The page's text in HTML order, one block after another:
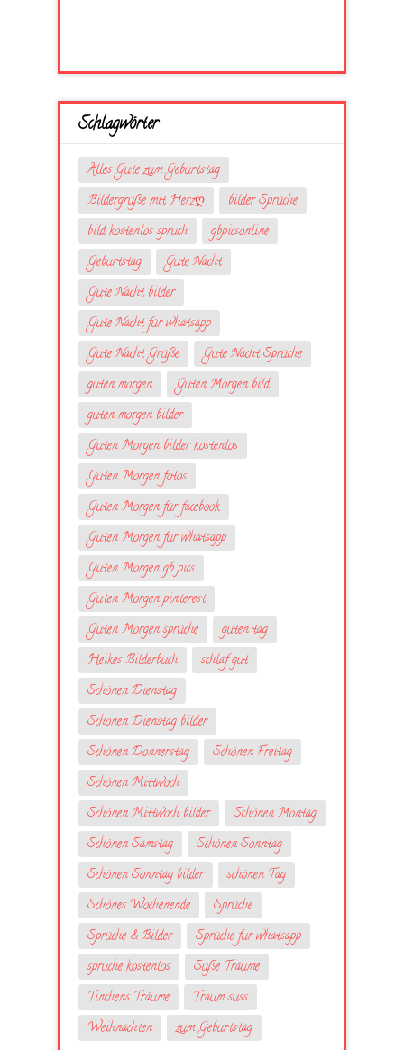
Schlagwörter
Alles Gute zum Geburtstag
Bildergrüße mit Herzღ
bilder Sprüche
bild kostenlos spruch
gbpicsonline
Geburtstag
Gute Nacht
Gute Nacht bilder
Gute Nacht für whatsapp
Gute Nacht Grüße
Gute Nacht Sprüche
guten morgen
Guten Morgen bild
guten morgen bilder
Guten Morgen bilder kostenlos
Guten Morgen fotos
Guten Morgen für facebook
Guten Morgen für whatsapp
Guten Morgen gb pics
Guten Morgen pinterest
Guten Morgen sprüche
guten tag
Heikes Bilderbuch
schlaf gut
Schönen Dienstag
Schönen Dienstag bilder
Schönen Donnerstag
Schönen Freitag
Schönen Mittwoch
Schönen Mittwoch bilder
Schönen Montag
Schönen Samstag
Schönen Sonntag
Schönen Sonntag bilder
schönen Tag
Schönes Wochenende
Sprüche
Sprüche & Bilder
Sprüche fur whatsapp
sprüche kostenlos
Süße Träume
Tinchens Träume
Traum suss
Weihnachten
zum Geburtstag